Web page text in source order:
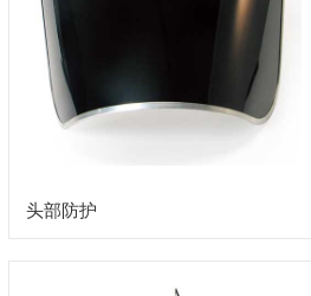
头部防护